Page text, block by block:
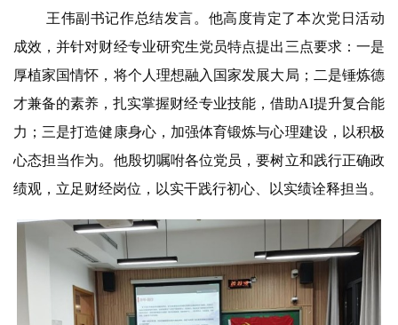
王伟副书记作总结发言。他高度肯定了本次党日活动
成效，并针对财经专业研究生党员特点提出三点要求：一是
厚植家国情怀，将个人理想融入国家发展大局；二是锤炼德
才兼备的素养，扎实掌握财经专业技能，借助AI提升复合能
力；三是打造健康身心，加强体育锻炼与心理建设，以积极
心态担当作为。他殷切嘱咐各位党员，要树立和践行正确政
绩观，立足财经岗位，以实干践行初心、以实绩诠释担当。